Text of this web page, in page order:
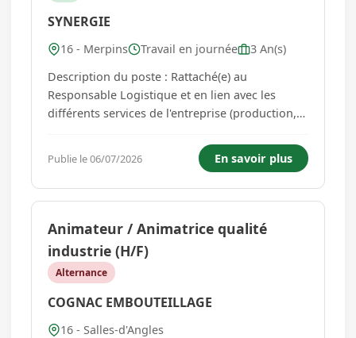
SYNERGIE
16 - Merpins Travail en journée
3 An(s)
Description du poste : Rattaché(e) au
Responsable Logistique et en lien avec les
différents services de l'entreprise (production,
transport vous contribuez à garantir la
satisfaction des clients en termes de délais et
de qualité. À ce titre, vo...
Publie le 06/07/2026 En savoir plus
Animateur / Animatrice qualité
industrie (H/F)
Alternance
COGNAC EMBOUTEILLAGE
16 - Salles-d'Angles